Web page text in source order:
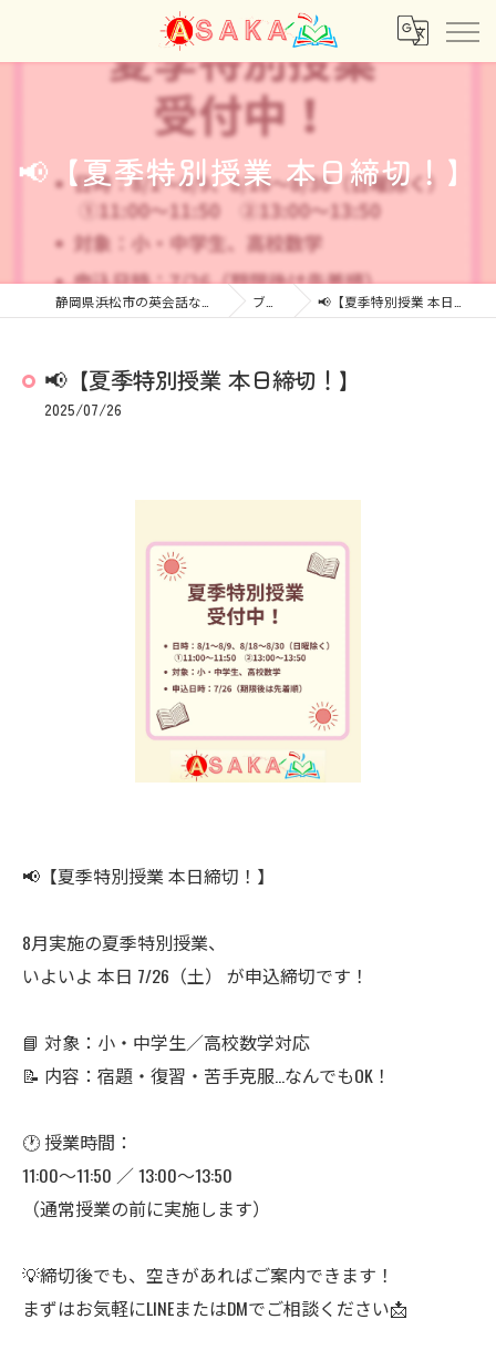
📢【夏季特別授業 本日締切！】
ブログ 📢【夏季特別授業 本日締切！】
📢【夏季特別授業 本日締切！】
2025/07/26
📢【夏季特別授業 本日締切！】
8月実施の夏季特別授業、
いよいよ 本日 7/26（土） が申込締切です！
📘 対象：小・中学生／高校数学対応
📝 内容：宿題・復習・苦手克服…なんでもOK！
🕐 授業時間：
11:00〜11:50 ／ 13:00〜13:50
（通常授業の前に実施します）
💡締切後でも、空きがあればご案内できます！
まずはお気軽にLINEまたはDMでご相談ください📩